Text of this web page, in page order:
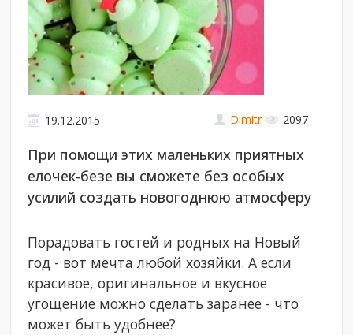
19.12.2015 2097
Dimitr
При помощи этих маленьких приятных
елочек-безе вы сможете без особых
усилий создать новогоднюю атмосферу
Порадовать гостей и родных на Новый
год - вот мечта любой хозяйки. А если
красивое, оригинальное и вкусное
угощение можно сделать заранее - что
может быть удобнее?